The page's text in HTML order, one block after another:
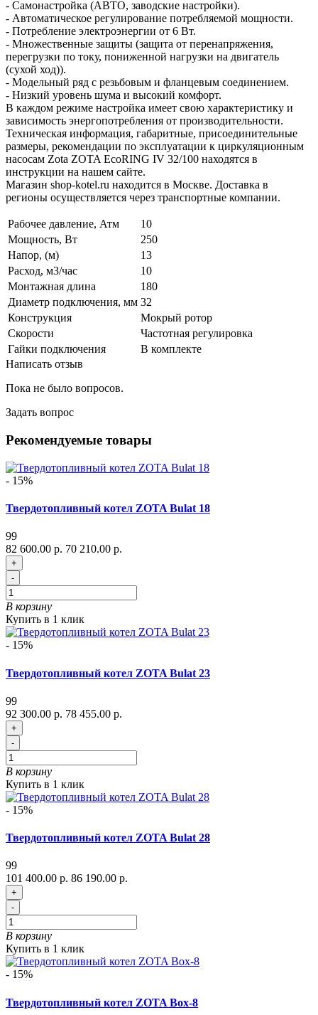
- Самонастройка (АВТО, заводские настройки).
- Автоматическое регулирование потребляемой мощности.
- Потребление электроэнергии от 6 Вт.
- Множественные защиты (защита от перенапряжения,
перегрузки по току, пониженной нагрузки на двигатель
(сухой ход)).
- Модельный ряд с резьбовым и фланцевым соединением.
- Низкий уровень шума и высокий комфорт.
В каждом режиме настройка имеет свою характеристику и
зависимость энергопотребления от производительности.
Техническая информация, габаритные, присоединительные
размеры, рекомендации по эксплуатации к циркуляционным
насосам Zota ZOTA EcoRING IV 32/100 находятся в
инструкции на нашем сайте.
Магазин shop-kotel.ru находится в Москве. Доставка в
регионы осуществляется через транспортные компании.
Рабочее давление, Атм
10
Мощность, Вт
250
Напор, (м)
13
Расход, м3/час
10
Монтажная длина
180
Диаметр подключения, мм 32
Конструкция
Мокрый ротор
Скорости
Частотная регулировка
Гайки подключения
В комплекте
Написать отзыв
Пока не было вопросов.
Задать вопрос
Рекомендуемые товары
- 15%
Твердотопливный котел ZOTA Bulat 18
99
82 600.00 р. 70 210.00 р.
+
-
В корзину
Купить в 1 клик
- 15%
Твердотопливный котел ZOTA Bulat 23
99
92 300.00 р. 78 455.00 р.
+
-
В корзину
Купить в 1 клик
- 15%
Твердотопливный котел ZOTA Bulat 28
99
101 400.00 р. 86 190.00 р.
+
-
В корзину
Купить в 1 клик
- 15%
Твердотопливный котел ZOTA Box-8